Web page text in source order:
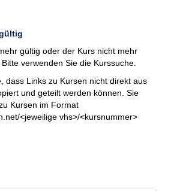
gültig oder der Kurs nicht mehr
verwenden Sie die Kurssuche.
dass Links zu Kursen nicht direkt aus
und geteilt werden können. Sie
Kursen im Format
<jeweilige vhs>/<kursnummer>